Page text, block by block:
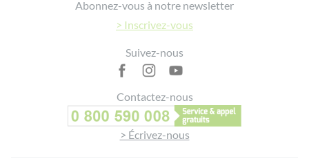
Abonnez-vous à notre newsletter
> Inscrivez-vous
Suivez-nous
Contactez-nous
> Écrivez-nous